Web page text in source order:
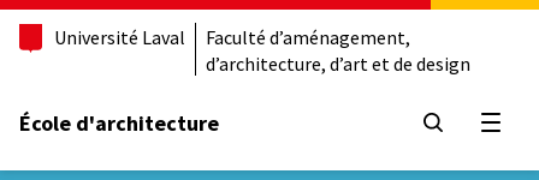
Université Laval
Faculté d’aménagement,
d’architecture, d’art et de design
École d'architecture